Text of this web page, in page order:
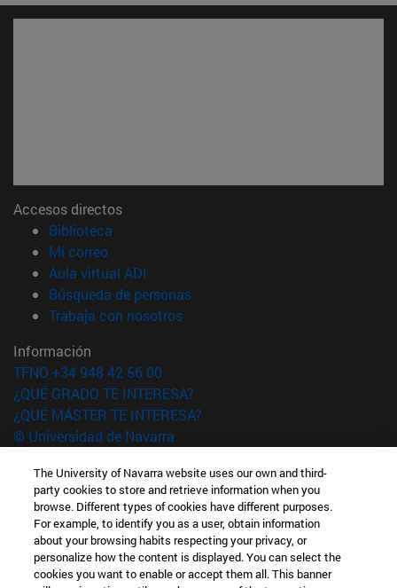
Accesos directos
Biblioteca
Mi correo(abre en nueva ventana)
Aula virtual ADI
Búsqueda de personas(abre en nueva ventana)
Trabaja con nosotros(abre en nueva ventana)
Información
TFNO +34 948 42 56 00
¿QUÉ GRADO TE INTERESA?
¿QUÉ MÁSTER TE INTERESA?
© Universidad de Navarra
Información legal
Accesibilidad
Configuración de cookies
Localizador de campus
The University of Navarra website uses our own and third-
party cookies to store and retrieve information when you
browse. Different types of cookies have different purposes.
For example, to identify you as a user, obtain information
about your browsing habits respecting your privacy, or
personalize how the content is displayed. You can select the
cookies you want to enable or accept them all. This banner